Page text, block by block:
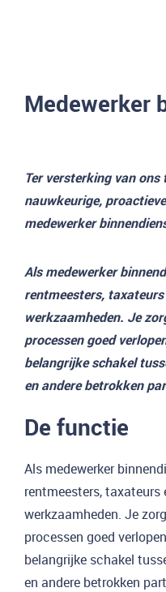
Medewerker
Ter versterking van
nauwkeurige,
medewerker
Als medewerker
rentmeesters,
werkzaamheden. Je
processen goed
belangrijke schakel
en andere betrokken
De functie
Als medewerker
rentmeesters, taxateurs
werkzaamheden. Je
processen goed
belangrijke schakel
en andere betrokken